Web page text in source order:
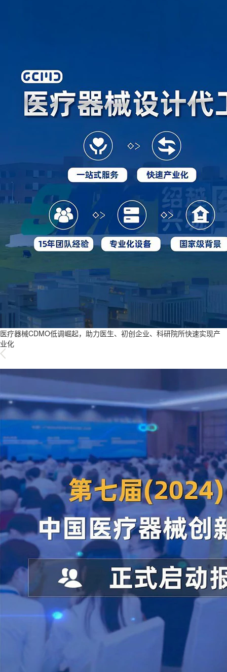
医疗器械CDMO低调崛起，助力医生、初创企业、科研院所快速实现产
业化